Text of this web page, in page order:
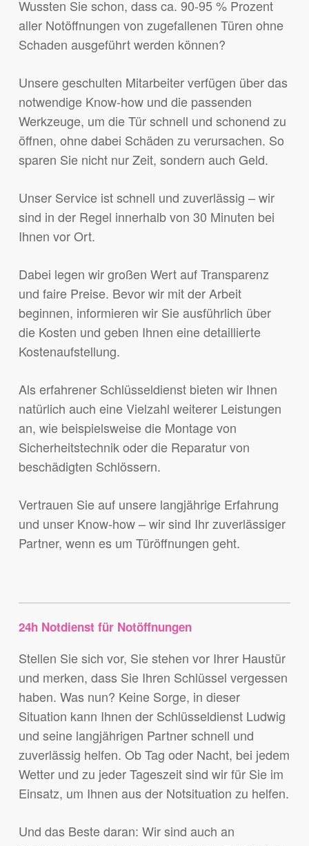
Wussten Sie schon, dass ca. 90-95 % Prozent
aller Notöffnungen von zugefallenen Türen ohne
Schaden ausgeführt werden können?
Unsere geschulten Mitarbeiter verfügen über das
notwendige Know-how und die passenden
Werkzeuge, um die Tür schnell und schonend zu
öffnen, ohne dabei Schäden zu verursachen. So
sparen Sie nicht nur Zeit, sondern auch Geld.
Unser Service ist schnell und zuverlässig – wir
sind in der Regel innerhalb von 30 Minuten bei
Ihnen vor Ort.
Dabei legen wir großen Wert auf Transparenz
und faire Preise. Bevor wir mit der Arbeit
beginnen, informieren wir Sie ausführlich über
die Kosten und geben Ihnen eine detaillierte
Kostenaufstellung.
Als erfahrener Schlüsseldienst bieten wir Ihnen
natürlich auch eine Vielzahl weiterer Leistungen
an, wie beispielsweise die Montage von
Sicherheitstechnik oder die Reparatur von
beschädigten Schlössern.
Vertrauen Sie auf unsere langjährige Erfahrung
und unser Know-how – wir sind Ihr zuverlässiger
Partner, wenn es um Türöffnungen geht.
24h Notdienst für Notöffnungen
Stellen Sie sich vor, Sie stehen vor Ihrer Haustür
und merken, dass Sie Ihren Schlüssel vergessen
haben. Was nun? Keine Sorge, in dieser
Situation kann Ihnen der Schlüsseldienst Ludwig
und seine langjährigen Partner schnell und
zuverlässig helfen. Ob Tag oder Nacht, bei jedem
Wetter und zu jeder Tageszeit sind wir für Sie im
Einsatz, um Ihnen aus der Notsituation zu helfen.
Und das Beste daran: Wir sind auch an